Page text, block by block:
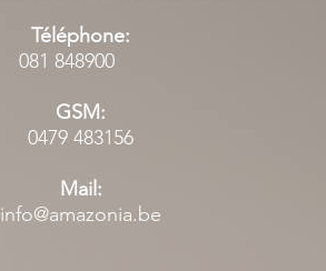
Téléphone:
081 848900
GSM:
0479 483156
Mail:
info@amazonia.be